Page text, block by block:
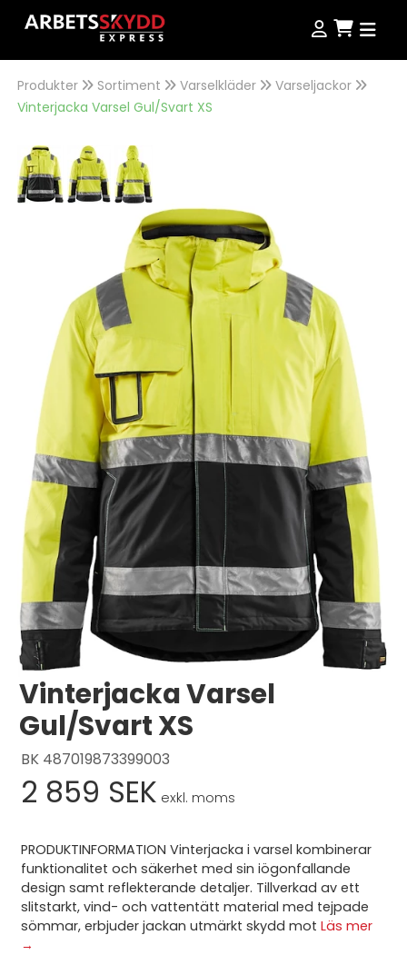
Produkter
Kampanjer
NordWear
Outlet
Se alla produkter
Produkter
Storleksguide
Jobba hos oss
Logga in
Svenska English Dansk
Produkter Sortiment Varselkläder
Varseljackor
Vinterjacka Varsel Gul/Svart XS
Vinterjacka Varsel
Gul/Svart XS
BK 487019873399003
2 859 SEK exkl. moms
PRODUKTINFORMATION Vinterjacka i varsel kombinerar
funktionalitet och säkerhet med sin iögonfallande
design samt reflekterande detaljer. Tillverkad av ett
slitstarkt, vind- och vattentätt material med tejpade
sömmar, erbjuder jackan utmärkt skydd motLäs mer
→